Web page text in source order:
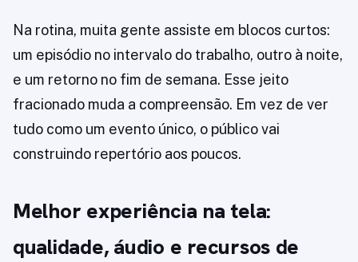
Na rotina, muita gente assiste em blocos curtos:
um episódio no intervalo do trabalho, outro à noite,
e um retorno no fim de semana. Esse jeito
fracionado muda a compreensão. Em vez de ver
tudo como um evento único, o público vai
construindo repertório aos poucos.
Melhor experiência na tela:
qualidade, áudio e recursos de